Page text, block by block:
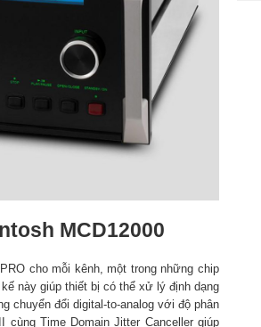
MCD12000
cho mỗi kênh, một trong những chip
này giúp thiết bị có thể xử lý định dạng
chuyển đổi digital-to-analog với độ phân
Time Domain Jitter Canceller giúp